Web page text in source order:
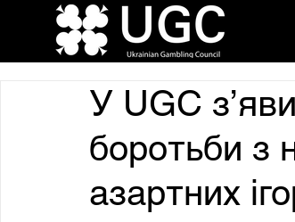
У UGC
боротьби з
азартних